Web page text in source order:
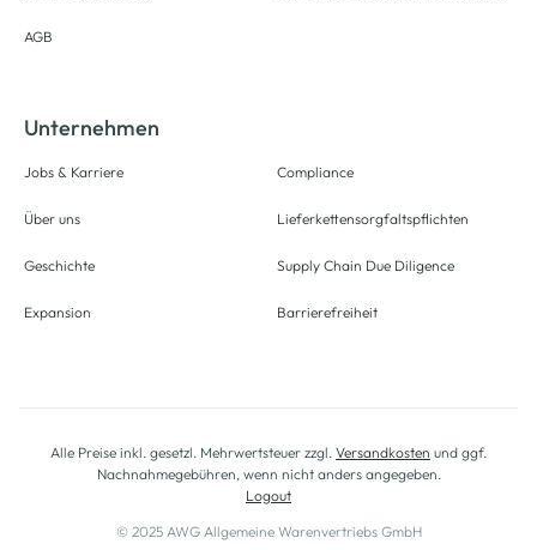
AGB
Unternehmen
Jobs & Karriere
Über uns
Geschichte
Expansion
Compliance
Lieferkettensorgfaltspflichten
Supply Chain Due Diligence
Barrierefreiheit
Alle Preise inkl. gesetzl. Mehrwertsteuer zzgl. Versandkosten und ggf.
Nachnahmegebühren, wenn nicht anders angegeben.
Logout
© 2025 AWG Allgemeine Warenvertriebs GmbH